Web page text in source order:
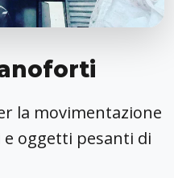
la movimentazione
oggetti pesanti di